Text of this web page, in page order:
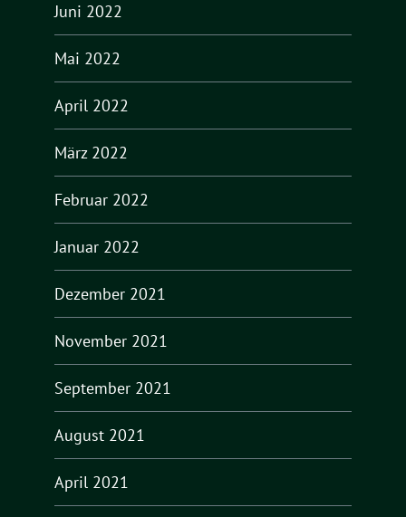
Juni 2022
Mai 2022
April 2022
März 2022
Februar 2022
Januar 2022
Dezember 2021
November 2021
September 2021
August 2021
April 2021